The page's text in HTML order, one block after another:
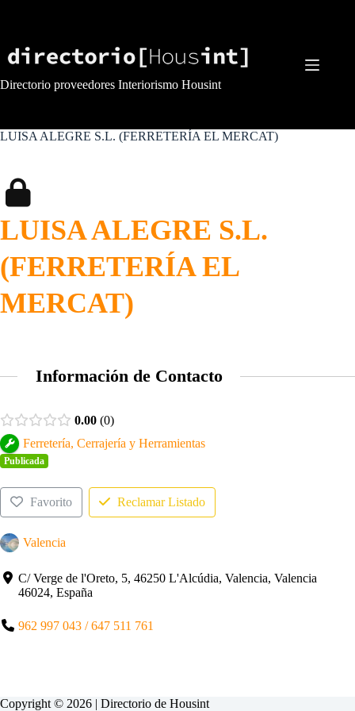
Directorio proveedores Interiorismo Housint
LUISA ALEGRE S.L. (FERRETERÍA EL MERCAT)
LUISA ALEGRE S.L.
(FERRETERÍA EL
MERCAT)
Información de Contacto
0.00 0
Ferretería, Cerrajería y Herramientas
Publicada
Favorito Reclamar Listado
Valencia
C/ Verge de l'Oreto, 5, 46250 L'Alcúdia, Valencia, Valencia
46024, España
962 997 043 / 647 511 761
Copyright © 2026 | Directorio de Housint